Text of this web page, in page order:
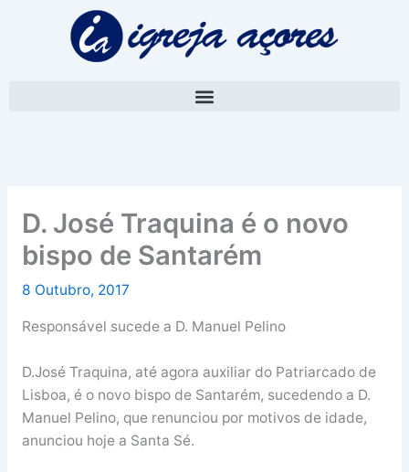
D. José Traquina é o novo
bispo de Santarém
8 Outubro, 2017
Responsável sucede a D. Manuel Pelino
D.José Traquina, até agora auxiliar do Patriarcado de
Lisboa, é o novo bispo de Santarém, sucedendo a D.
Manuel Pelino, que renunciou por motivos de idade,
anunciou hoje a Santa Sé.